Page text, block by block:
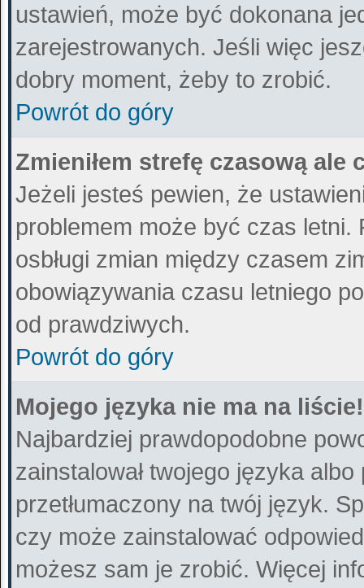
ustawień, może być dokonana
zarejestrowanych. Jeśli więc
dobry moment, żeby to zrobić.
Powrót do góry
Zmieniłem strefę czasową ale
Jeżeli jesteś pewien, że
problemem może być czas
osbługi zmian między czasem
obowiązywania czasu letniego
od prawdziwych.
Powrót do góry
Mojego języka nie ma na liście!
Najbardziej prawdopodobne
zainstalował twojego języka
przetłumaczony na twój język.
czy może zainstalować
możesz sam je zrobić. Więcej